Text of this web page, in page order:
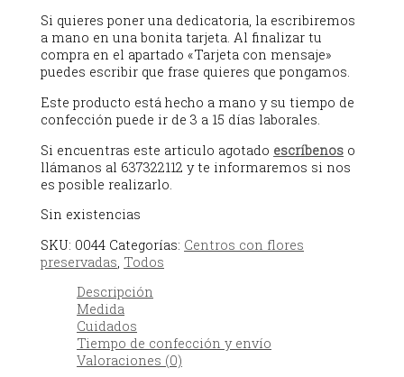
Si quieres poner una dedicatoria, la escribiremos
a mano en una bonita tarjeta. Al finalizar tu
compra en el apartado «Tarjeta con mensaje»
puedes escribir que frase quieres que pongamos.
Este producto está hecho a mano y su tiempo de
confección puede ir de 3 a 15 días laborales.
Si encuentras este articulo agotado escríbenos o
llámanos al 637322112 y te informaremos si nos
es posible realizarlo.
Sin existencias
SKU: 0044 Categorías: Centros con flores
preservadas Todos
Descripción
Medida
Cuidados
Tiempo de confección y envío
Valoraciones (0)